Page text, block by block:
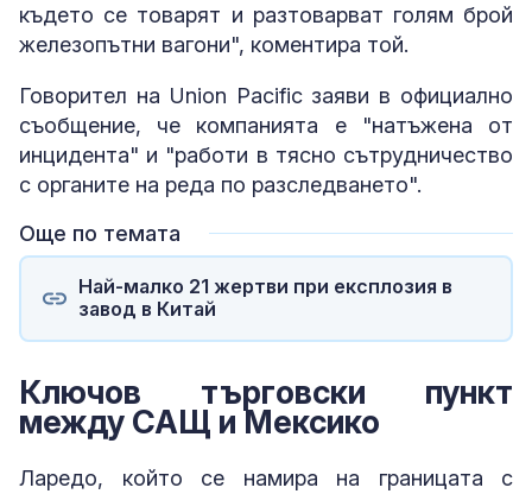
където се товарят и разтоварват голям брой
железопътни вагони", коментира той.
Говорител на Union Pacific заяви в официално
съобщение, че компанията е "натъжена от
инцидента" и "работи в тясно сътрудничество
с органите на реда по разследването".
Още по темата
Най-малко 21 жертви при експлозия в
завод в Китай
Ключов търговски пункт
между САЩ и Мексико
Ларедо, който се намира на границата с